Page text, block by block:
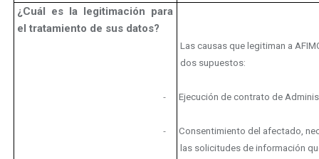
¿Cuál es la legitimación para
el tratamiento de sus datos?
Las causas que legitiman a
dos supuestos:
- Ejecución de contrato de
-
Consentimiento del afectado,
las solicitudes de información